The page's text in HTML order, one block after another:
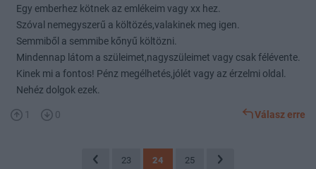
Egy emberhez kötnek az emlékeim vagy xx hez.
Szóval nemegyszerű a költözés,valakinek meg igen.
Semmiből a semmibe kőnyű költözni.
Mindennap látom a szüleimet,nagyszüleimet vagy csak félévente.
Kinek mi a fontos! Pénz megélhetés,jólét vagy az érzelmi oldal.
Nehéz dolgok ezek.
1 0 Válasz erre
23 24 25